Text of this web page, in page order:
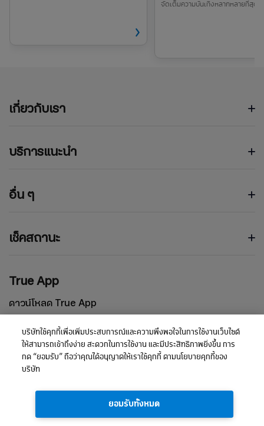
จัดเต็มความบันเทิงหลากหลายที่สุด
เกี่ยวกับเรา
บริการแนะนำ
อื่น ๆ
เช็คสถานะ
True App
ดาวน์โหลด True App
บริษัทใช้คุกกี้เพื่อเพิ่มประสบการณ์และความพึงพอใจในการใช้งานเว็บไซต์
ให้สามารถเข้าถึงง่าย สะดวกในการใช้งาน และมีประสิทธิภาพยิ่งขึ้น การ
กด “ยอมรับ” ถือว่าคุณได้อนุญาตให้เราใช้คุกกี้ ตามนโยบายคุกกี้ของ
บริษัท
ยอมรับทั้งหมด